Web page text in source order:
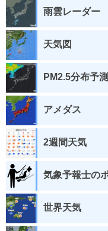
雨雲レーダー
天気図
PM2.5分布予測
アメダス
2週間天気
気象予報士の
世界天気